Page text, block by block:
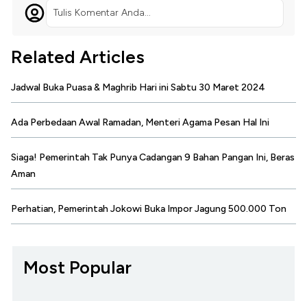
Tulis Komentar Anda...
Related Articles
Jadwal Buka Puasa & Maghrib Hari ini Sabtu 30 Maret 2024
Ada Perbedaan Awal Ramadan, Menteri Agama Pesan Hal Ini
Siaga! Pemerintah Tak Punya Cadangan 9 Bahan Pangan Ini, Beras
Aman
Perhatian, Pemerintah Jokowi Buka Impor Jagung 500.000 Ton
Most Popular